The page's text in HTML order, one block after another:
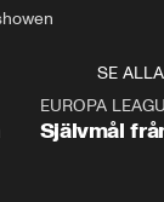
SE ALLA
EUROPA
Självmål